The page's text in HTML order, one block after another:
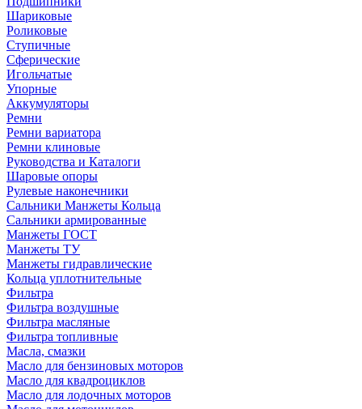
Шариковые
Роликовые
Ступичные
Сферические
Игольчатые
Упорные
Аккумуляторы
Ремни
Ремни вариатора
Ремни клиновые
Руководства и Каталоги
Шаровые опоры
Рулевые наконечники
Сальники Манжеты Кольца
Сальники армированные
Манжеты ГОСТ
Манжеты ТУ
Манжеты гидравлические
Кольца уплотнительные
Фильтра
Фильтра воздушные
Фильтра масляные
Фильтра топливные
Масла, смазки
Масло для бензиновых моторов
Масло для квадроциклов
Масло для лодочных моторов